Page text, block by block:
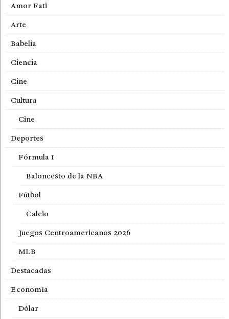
Amor Fati
Arte
Babelia
Ciencia
Cine
Cultura
Cine
Deportes
Fórmula 1
Baloncesto de la NBA
Fútbol
Calcio
Juegos Centroamericanos 2026
MLB
Destacadas
Economía
Dólar